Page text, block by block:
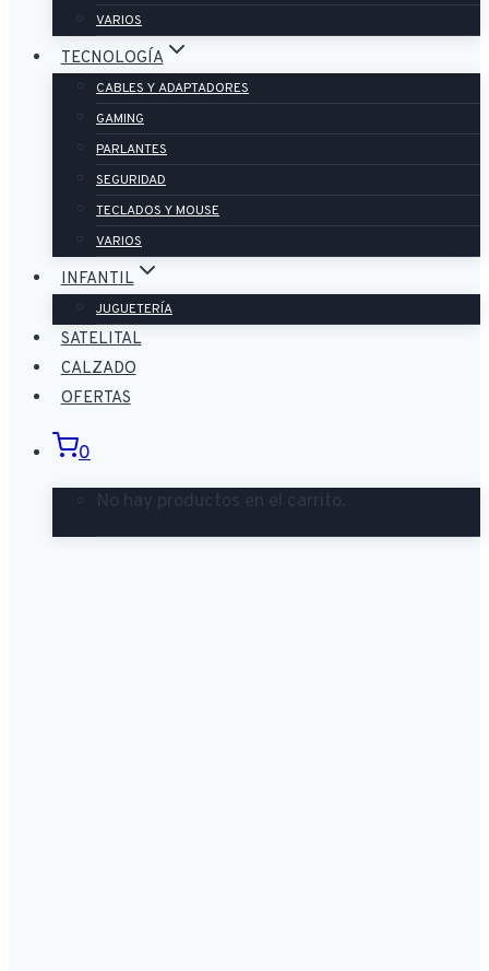
VARIOS
TECNOLOGÍA
CABLES Y ADAPTADORES
GAMING
PARLANTES
SEGURIDAD
TECLADOS Y MOUSE
VARIOS
INFANTIL
JUGUETERÍA
SATELITAL
CALZADO
OFERTAS
0
No hay productos en el carrito.